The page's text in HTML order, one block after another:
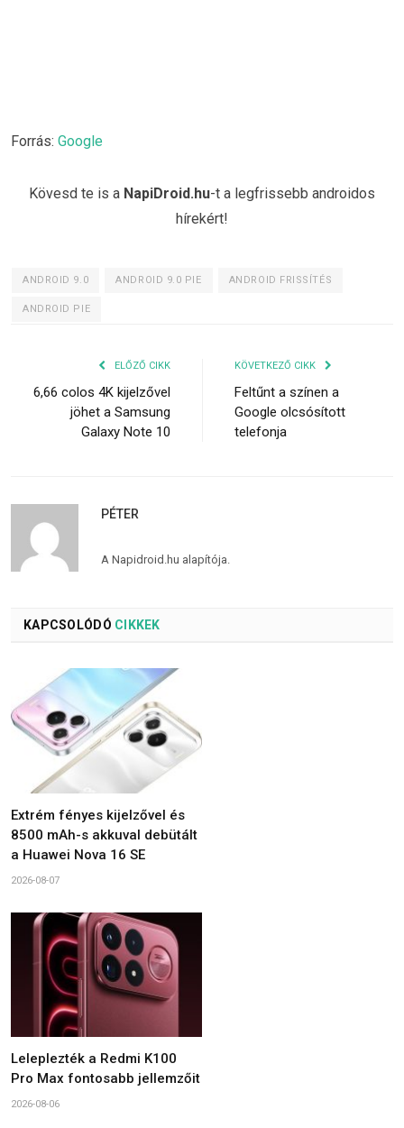
Forrás: Google
Kövesd te is a NapiDroid.hu-t a legfrissebb androidos
hírekért!
ANDROID 9.0 ANDROID 9.0 PIE ANDROID FRISSÍTÉS
ANDROID PIE
ELŐZŐ CIKK
6,66 colos 4K kijelzővel
jöhet a Samsung
Galaxy Note 10
KÖVETKEZŐ CIKK
Feltűnt a színen a
Google olcsósított
telefonja
PÉTER
A Napidroid.hu alapítója.
KAPCSOLÓDÓ CIKKEK
Extrém fényes kijelzővel és
8500 mAh-s akkuval debütált
a Huawei Nova 16 SE
2026-08-07
Leleplezték a Redmi K100
Pro Max fontosabb jellemzőit
2026-08-06